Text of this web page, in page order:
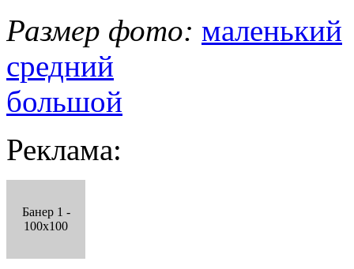
Размер фото: маленький
средний
большой
Реклама:
Банер 1 -
100x100